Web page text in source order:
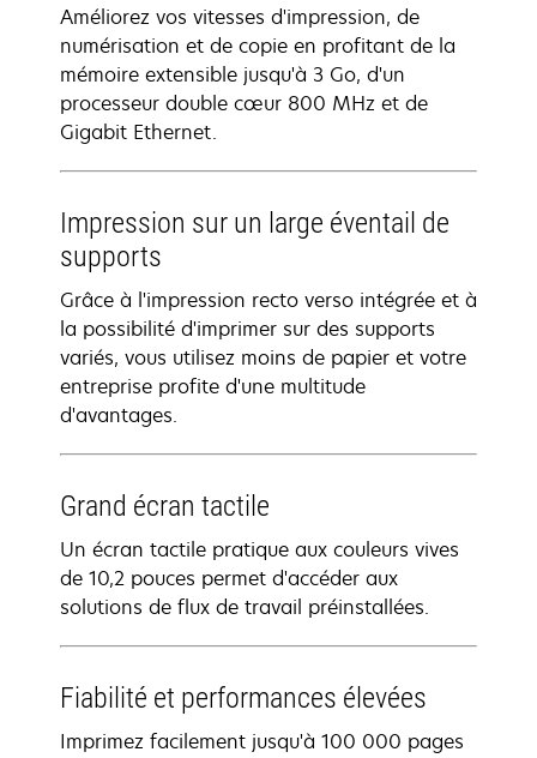
Améliorez vos vitesses d'impression, de
numérisation et de copie en profitant de la
mémoire extensible jusqu'à 3 Go, d'un
processeur double cœur 800 MHz et de
Gigabit Ethernet.
Impression sur un large éventail de
supports
Grâce à l'impression recto verso intégrée et à
la possibilité d'imprimer sur des supports
variés, vous utilisez moins de papier et votre
entreprise profite d'une multitude
d'avantages.
Grand écran tactile
Un écran tactile pratique aux couleurs vives
de 10,2 pouces permet d'accéder aux
solutions de flux de travail préinstallées.
Fiabilité et performances élevées
Imprimez facilement jusqu'à 100 000 pages